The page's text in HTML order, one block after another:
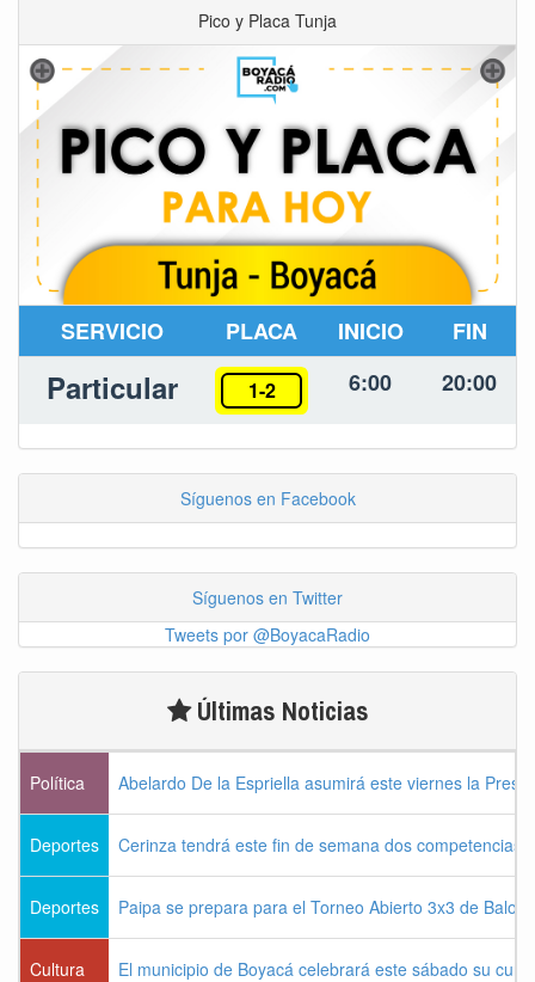
Pico y Placa Tunja
SERVICIO PLACA INICIO FIN
Particular 1-2 6:00 20:00
Síguenos en Facebook
Síguenos en Twitter
Tweets por @BoyacaRadio
Últimas Noticias
Política Abelardo De la Espriella asumirá este viernes la
Deportes Cerinza tendrá este fin de semana dos competencias
Deportes Paipa se prepara para el Torneo Abierto 3x3 de
Cultura El municipio de Boyacá celebrará este sábado su